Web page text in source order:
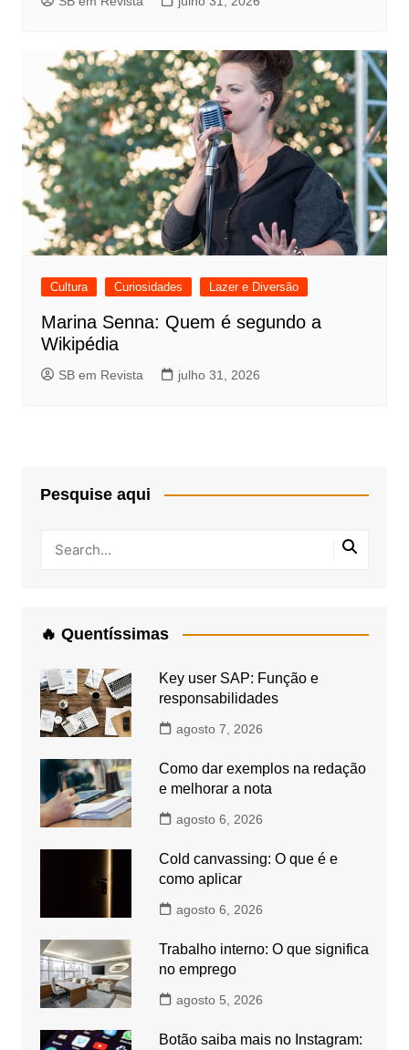
Cultura Curiosidades Lazer e Diversão
Marina Senna: Quem é segundo a
Wikipédia
SB em Revista julho 31, 2026
Pesquise aqui
🔥 Quentíssimas
Key user SAP: Função e
responsabilidades
agosto 7, 2026
Como dar exemplos na redação
e melhorar a nota
agosto 6, 2026
Cold canvassing: O que é e
como aplicar
agosto 6, 2026
Trabalho interno: O que significa
no emprego
agosto 5, 2026
Botão saiba mais no Instagram: